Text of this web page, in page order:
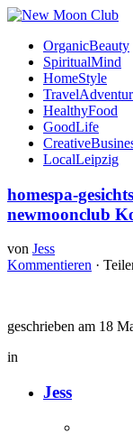
OrganicBeauty
SpiritualMind
HomeStyle
HealthyFood
GoodLife
LocalLeipzig
homespa-
newmoonclub
von Jess
Kommentieren ·
geschrieben am 18
in
Jess